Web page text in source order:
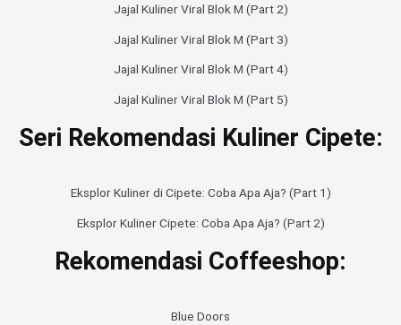
Jajal Kuliner Viral Blok M (Part 2)
Jajal Kuliner Viral Blok M (Part 3)
Jajal Kuliner Viral Blok M (Part 4)
Jajal Kuliner Viral Blok M (Part 5)
Seri Rekomendasi Kuliner Cipete:
Eksplor Kuliner di Cipete: Coba Apa Aja? (Part 1)
Eksplor Kuliner Cipete: Coba Apa Aja? (Part 2)
Rekomendasi Coffeeshop:
Blue Doors